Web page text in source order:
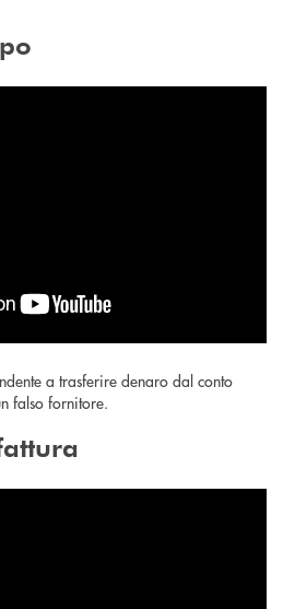
a trasferire denaro dal conto
falso fornitore.